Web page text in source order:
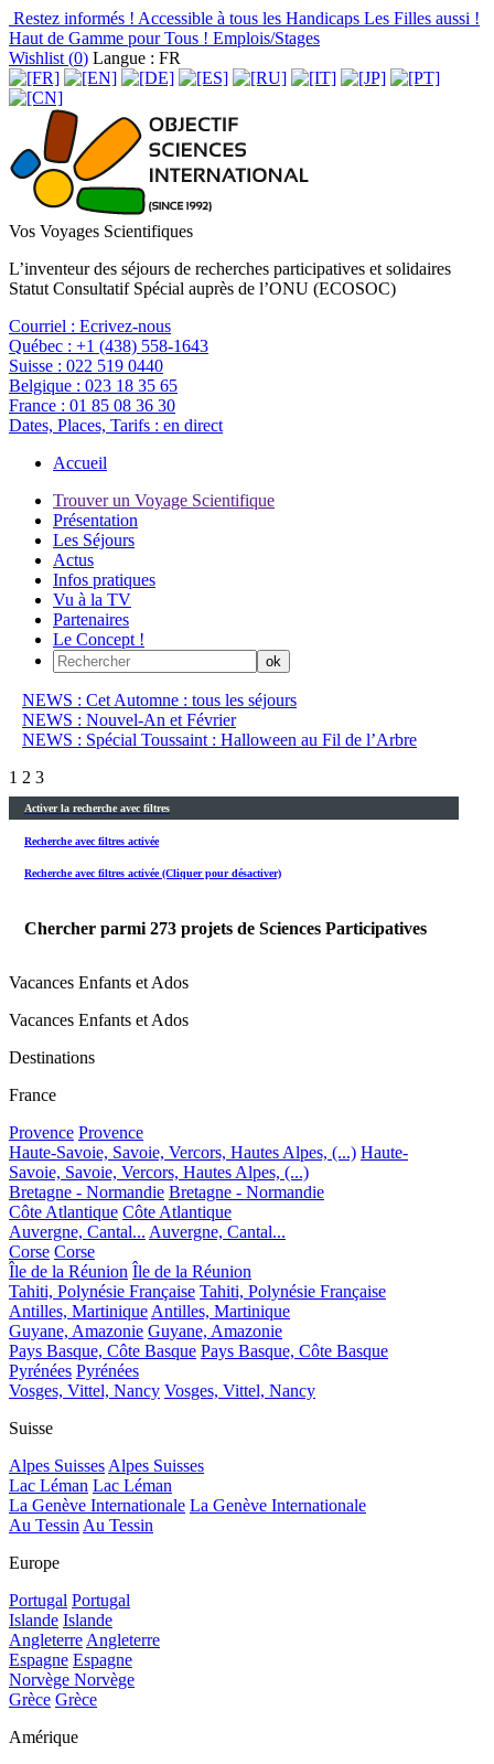
Restez informés ! Accessible à tous les Handicaps Les Filles aussi !
Haut de Gamme pour Tous ! Emplois/Stages
Wishlist (0) Langue : FR
Vos Voyages Scientifiques
L’inventeur des séjours de recherches participatives et solidaires
Statut Consultatif Spécial auprès de l’ONU (ECOSOC)
Courriel : Ecrivez-nous
Québec : +1 (438) 558-1643
Suisse : 022 519 0440
Belgique : 023 18 35 65
France : 01 85 08 36 30
Dates, Places, Tarifs : en direct
Accueil
Trouver un Voyage Scientifique
Présentation
Les Séjours
Actus
Infos pratiques
Vu à la TV
Partenaires
Le Concept !
NEWS : Cet Automne : tous les séjours
NEWS : Nouvel-An et Février
NEWS : Spécial Toussaint : Halloween au Fil de l’Arbre
1 2 3
Activer la recherche avec filtres
Recherche avec filtres activée
Recherche avec filtres activée (Cliquer pour désactiver)
Chercher parmi 273 projets de Sciences Participatives
Vacances Enfants et Ados
Vacances Enfants et Ados
Destinations
France
Provence Provence
Haute-Savoie, Savoie, Vercors, Hautes Alpes, (...) Haute-
Savoie, Savoie, Vercors, Hautes Alpes, (...)
Bretagne - Normandie Bretagne - Normandie
Côte Atlantique Côte Atlantique
Auvergne, Cantal... Auvergne, Cantal...
Corse Corse
Île de la Réunion Île de la Réunion
Tahiti, Polynésie Française Tahiti, Polynésie Française
Antilles, MartiniqueAntilles, Martinique
Guyane, Amazonie Guyane, Amazonie
Pays Basque, Côte Basque Pays Basque, Côte Basque
Pyrénées Pyrénées
Vosges, Vittel, Nancy Vosges, Vittel, Nancy
Suisse
Alpes SuissesAlpes Suisses
Lac Léman Lac Léman
La Genève Internationale La Genève Internationale
Au TessinAu Tessin
Europe
Portugal Portugal
Islande Islande
AngleterreAngleterre
Espagne Espagne
Norvège Norvège
Grèce Grèce
Amérique